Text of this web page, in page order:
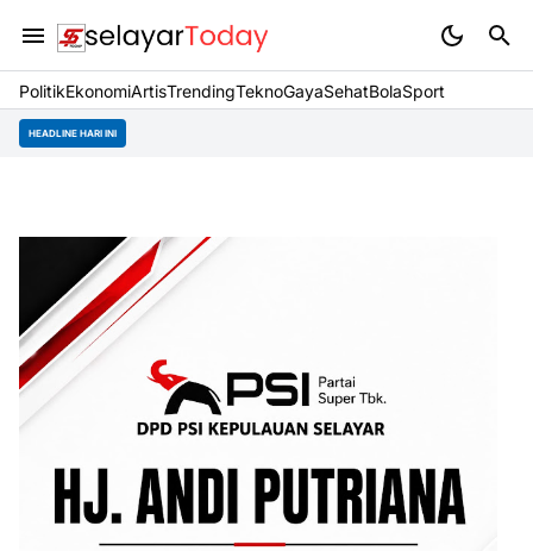
PolitikEkonomiArtisTrendingTeknoGayaSehatBolaSport
HEADLINE HARI INI